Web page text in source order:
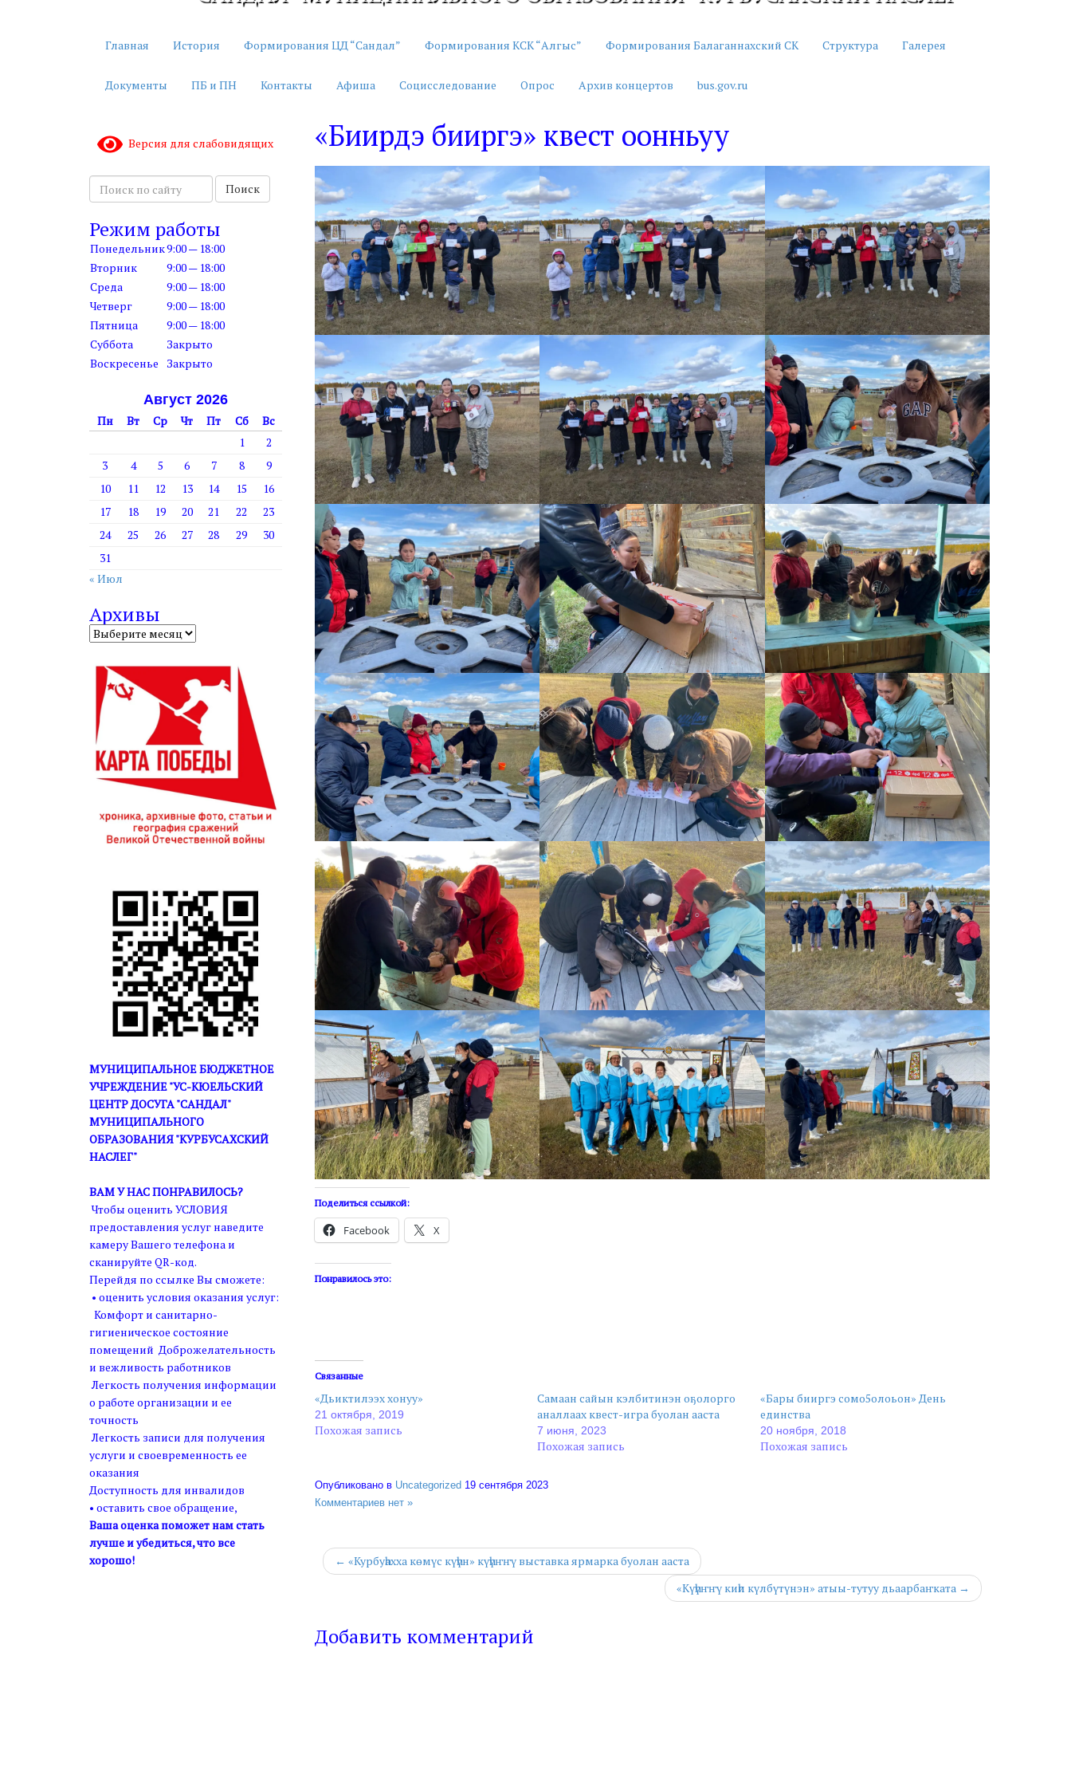
Главная История Формирования ЦД “Сандал” Формирования КСК “Алгыс” Формирования Балаганнахский СК Структура Галерея
Документы ПБ и ПН Контакты Афиша Социсследование Опрос Архив концертов bus.gov.ru
«Биирдэ бииргэ» квест оонньуу
Поделиться ссылкой:
Facebook X
Понравилось это:
Связанные
«Дьиктилээх хонуу»
21 октября, 2019
Похожая запись
Самаан сайын кэлбитинэн оҕолорго
аналлаах квест-игра буолан ааста
7 июня, 2023
Похожая запись
«Бары бииргэ сомо5олоьон» День
единства
20 ноября, 2018
Похожая запись
Опубликовано в Uncategorized 19 сентября 2023
Комментариев нет »
← «Курбуһахха көмүс күһүн» күһүҥҥү выставка ярмарка буолан ааста
«Күһүҥҥү киһи күлбүтүнэн» атыы-тутуу дьаарбаҥката →
Добавить комментарий
Версия для слабовидящих
П
о
с
к
п
о
с
а
й
т
Поиск
Режим работы
Понедельник9:00 — 18:00
Вторник
9:00 — 18:00
Среда
9:00 — 18:00
Четверг
9:00 — 18:00
Пятница
9:00 — 18:00
Суббота
Закрыто
Воскресенье
Закрыто
Август 2026
Пн Вт Ср Чт Пт Сб
Вс
1
2
3
4 5 6 7 8
9
10
11 12 13 14 15
16
17
18 19 20 21 22
23
24
25 26 27 28 29
30
31
« Июл
Архивы
МУНИЦИПАЛЬНОЕ БЮДЖЕТНОЕ
УЧРЕЖДЕНИЕ "УС-КЮЕЛЬСКИЙ
ЦЕНТР ДОСУГА "САНДАЛ"
МУНИЦИПАЛЬНОГО
ОБРАЗОВАНИЯ "КУРБУСАХСКИЙ
НАСЛЕГ"
ВАМ У НАС ПОНРАВИЛОСЬ?
Чтобы оценить УСЛОВИЯ
предоставления услуг наведите
камеру Вашего телефона и
сканируйте QR-код.
Перейдя по ссылке Вы сможете:
• оценить условия оказания услуг:
Комфорт и санитарно-
гигиеническое состояние
помещений Доброжелательность
и вежливость работников
Легкость получения информации
о работе организации и ее
точность
Легкость записи для получения
услуги и своевременность ее
оказания
Доступность для инвалидов
• оставить свое обращение,
Ваша оценка поможет нам стать
лучше и убедиться, что все
хорошо!